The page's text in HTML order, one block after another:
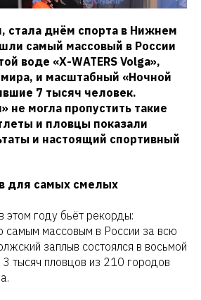
стала днём спорта в Нижнем
самый массовый в России
воде «X-WATERS Volga»,
и масштабный «Ночной
7 тысяч человек.
не могла пропустить такие
и пловцы показали
и настоящий спортивный
для самых смелых
этом году бьёт рекорды:
самым массовым в России за всю
заплыв состоялся в восьмой
тысяч пловцов из 210 городов